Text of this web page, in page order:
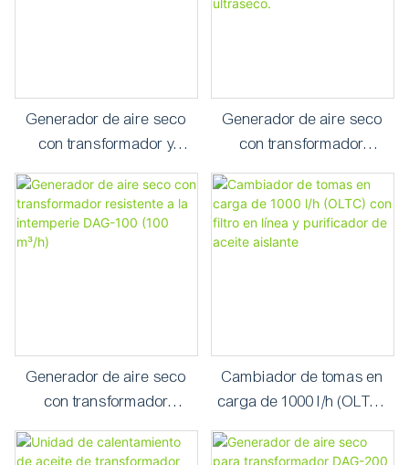
Generador de aire seco
con transformador y
suministro de gas limpio y
seco de 120 m³/h
Generador de aire seco
con transformador
automático de 200 m³/hora
que proporciona aire
comprimido purificado
ultraseco.
Generador de aire seco
con transformador
resistente a la intemperie
DAG-100 (100 m³/h)
Cambiador de tomas en
carga de 1000 l/h (OLTC)
con filtro en línea y
purificador de aceite